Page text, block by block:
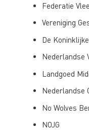
Federatie
Vereniging
De
Nederlandse
Landgoed
Nederlandse
No Wolves
NOJG